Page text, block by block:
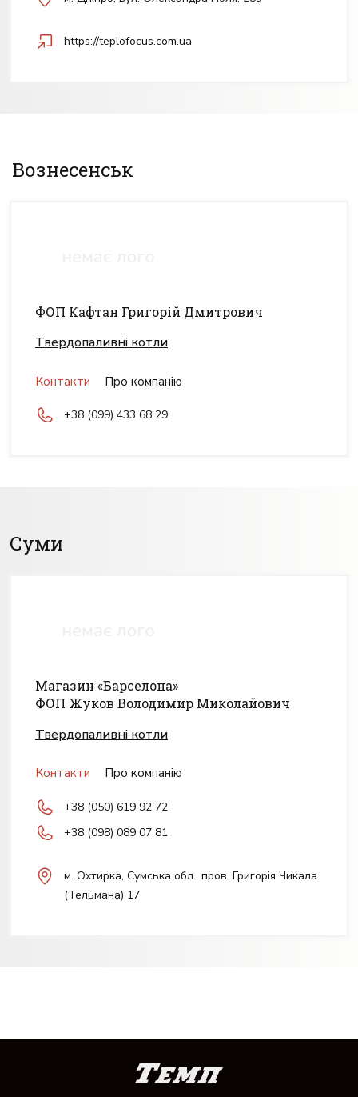
https://teplofocus.com.ua
Вознесенськ
ФОП Кафтан Григорій Дмитрович
Твердопаливні котли
Контакти Про компанію
+38 (099) 433 68 29
Суми
Магазин «Барселона»
ФОП Жуков Володимир Миколайович
Твердопаливні котли
Контакти Про компанію
+38 (050) 619 92 72
+38 (098) 089 07 81
м. Охтирка, Сумська обл., пров. Григорія Чикала
(Тельмана) 17